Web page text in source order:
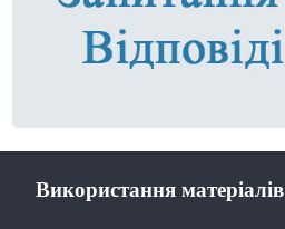
Використання матеріалів